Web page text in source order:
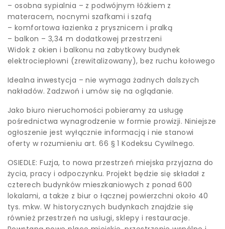
– osobna sypialnia – z podwójnym łóżkiem z
materacem, nocnymi szafkami i szafą
– komfortowa łazienka z prysznicem i pralką
– balkon – 3,34 m dodatkowej przestrzeni
Widok z okien i balkonu na zabytkowy budynek
elektrociepłowni (zrewitalizowany), bez ruchu kołowego
Idealna inwestycja – nie wymaga żadnych dalszych
nakładów. Zadzwoń i umów się na oglądanie.
Jako biuro nieruchomości pobieramy za usługę
pośrednictwa wynagrodzenie w formie prowizji. Niniejsze
ogłoszenie jest wyłącznie informacją i nie stanowi
oferty w rozumieniu art. 66 § 1 Kodeksu Cywilnego.
OSIEDLE: Fuzja, to nowa przestrzeń miejska przyjazna do
życia, pracy i odpoczynku. Projekt będzie się składał z
czterech budynków mieszkaniowych z ponad 600
lokalami, a także z biur o łącznej powierzchni około 40
tys. mkw. W historycznych budynkach znajdzie się
również przestrzeń na usługi, sklepy i restauracje.